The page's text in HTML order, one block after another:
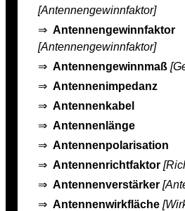
[Antennengewinnfaktor]
⇒ Antennengewinnfaktor
[Antennengewinnfaktor]
⇒ Antennengewinnmaß
⇒ Antennenimpedanz
⇒ Antennenkabel
⇒ Antennenlänge
⇒ Antennenpolarisation
⇒ Antennenrichtfaktor
⇒ Antennenverstärker
⇒ Antennenwirkfläche